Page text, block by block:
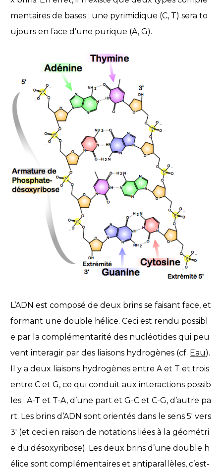
mentaires de bases : une pyrimidique (C, T) sera to
ujours en face d’une purique (A, G).
L’ADN est composé de deux brins se faisant face, et
formant une double hélice. Ceci est rendu possibl
e par la complémentarité des nucléotides qui peu
vent interagir par des liaisons hydrogènes (cf. Eau).
Il y a deux liaisons hydrogènes entre A et T et trois
entre C et G, ce qui conduit aux interactions possib
les : A-T et T-A, d’une part et G-C et C-G, d’autre pa
rt. Les brins d’ADN sont orientés dans le sens 5′ vers
3′ (et ceci en raison de notations liées à la géométri
e du désoxyribose). Les deux brins d’une double h
élice sont complémentaires et antiparallèles, c’est-